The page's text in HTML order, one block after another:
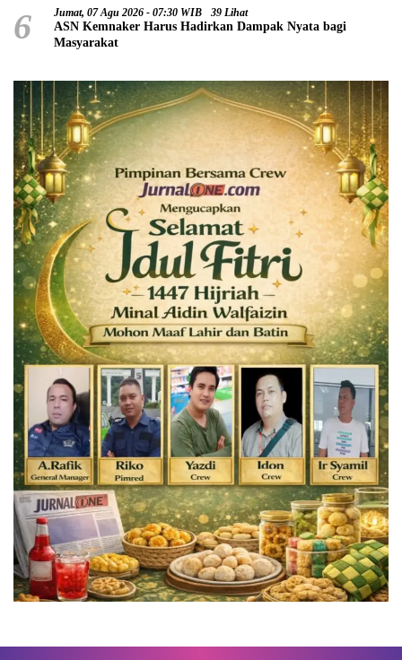
6 Jumat, 07 Agu 2026 - 07:30 WIB 39 Lihat
ASN Kemnaker Harus Hadirkan Dampak Nyata bagi
Masyarakat